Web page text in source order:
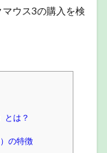
ウス3の購入を検
とは？
の特徴